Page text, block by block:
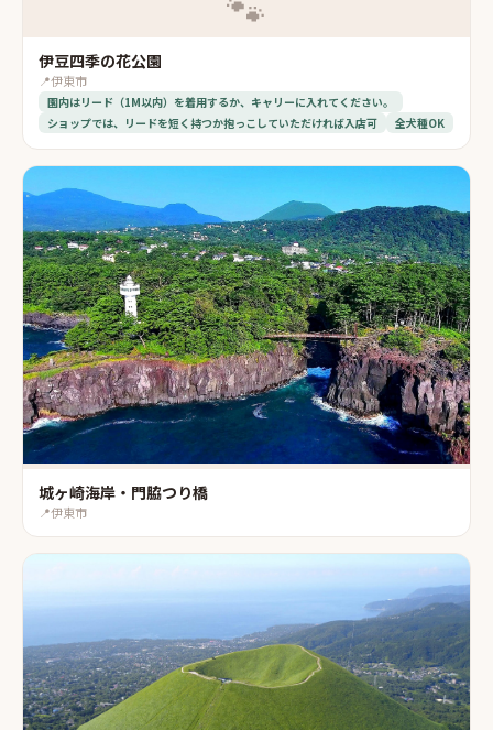
伊豆四季の花公園
📍伊東市
園内はリード（1M以内）を着用するか、キャリーに入れてください。
ショップでは、リードを短く持つか抱っこしていただければ入店可
全犬種OK
城ヶ崎海岸・門脇つり橋
📍伊東市